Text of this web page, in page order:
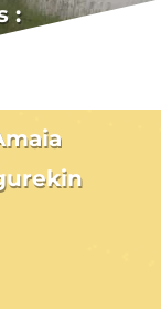
: